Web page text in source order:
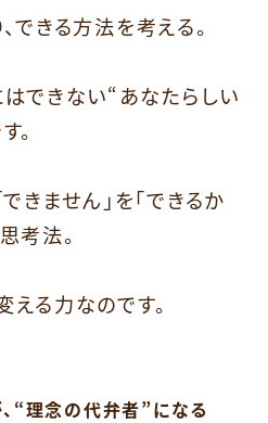
できる方法を考える。
できない“あなたらしい
。
きません」を「できるか
考法。
る力なのです。
“理念の代弁者”になる